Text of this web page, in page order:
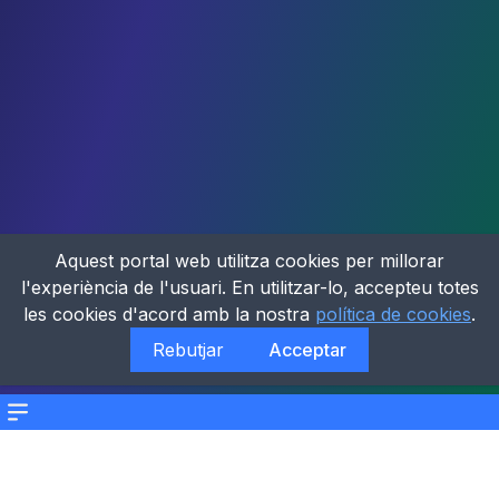
Menu
Aquest portal web utilitza cookies per millorar
l'experiència de l'usuari. En utilitzar-lo, accepteu totes
les cookies d'acord amb la nostra política de cookies.
Rebutjar
Acceptar